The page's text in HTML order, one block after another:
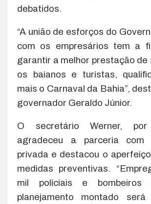
debatidos.
“A união de esforços do
com os empresários tem a
garantir a melhor prestação de
os baianos e turistas,
mais o Carnaval da Bahia”,
governador Geraldo Júnior.
O secretário Werner,
agradeceu a parceria com
privada e destacou o
medidas preventivas.
mil policiais e
planejamento montado será